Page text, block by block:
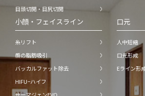
目頭切開・目尻切開
小顔・フェイスライン
糸リフト
顔の脂肪吸引
バッカルファット除去
HIFU−ハイフ
口元
人中短縮
口元形成
Eライン形